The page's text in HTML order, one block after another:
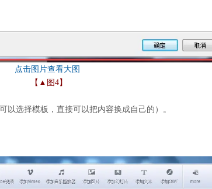
【▲图4】
以选择模板，直接可以把内容换成自己的）。